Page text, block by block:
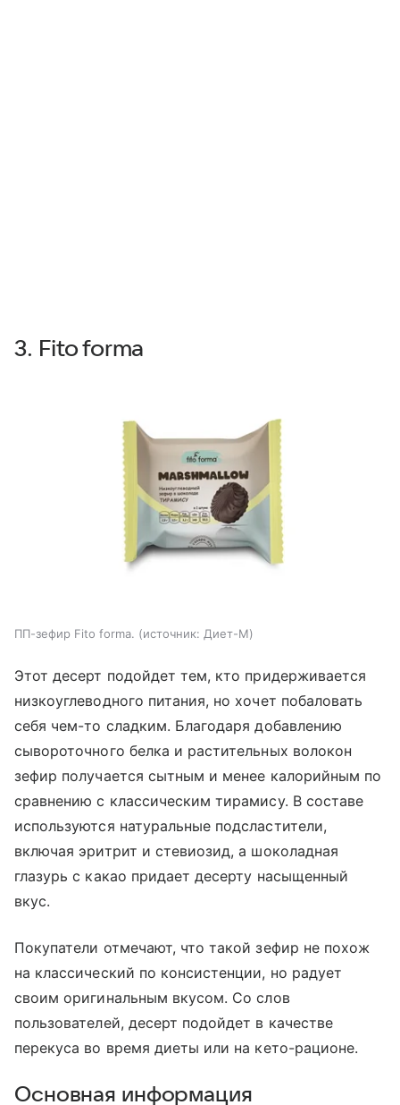
3. Fito forma
ПП-зефир Fito forma. источник: Диет-М
Этот десерт подойдет тем, кто придерживается
низкоуглеводного питания, но хочет побаловать
себя чем-то сладким. Благодаря добавлению
сывороточного белка и растительных волокон
зефир получается сытным и менее калорийным по
сравнению с классическим тирамису. В составе
используются натуральные подсластители,
включая эритрит и стевиозид, а шоколадная
глазурь с какао придает десерту насыщенный
вкус.
Покупатели отмечают, что такой зефир не похож
на классический по консистенции, но радует
своим оригинальным вкусом. Со слов
пользователей, десерт подойдет в качестве
перекуса во время диеты или на кето-рационе.
Основная информация